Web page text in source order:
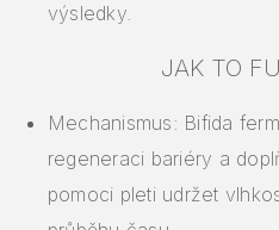
výsledky.
JAK TO
Mechanismus: Bifida
regeneraci bariéry a
pomoci pleti udržet